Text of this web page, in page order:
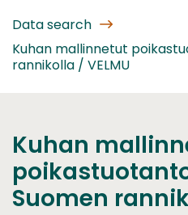
Data search
Kuhan mallinnetut
rannikolla / VELMU
Kuhan
Suomen